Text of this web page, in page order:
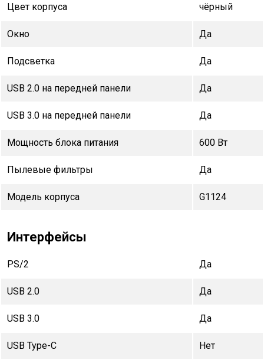
Цвет корпуса чёрный
Окно Да
Подсветка Да
USB 2.0 на передней панели Да
USB 3.0 на передней панели Да
Мощность блока питания 600 Вт
Пылевые фильтры Да
Модель корпуса G1124
Интерфейсы
PS/2 Да
USB 2.0 Да
USB 3.0 Да
USB Type-C Нет